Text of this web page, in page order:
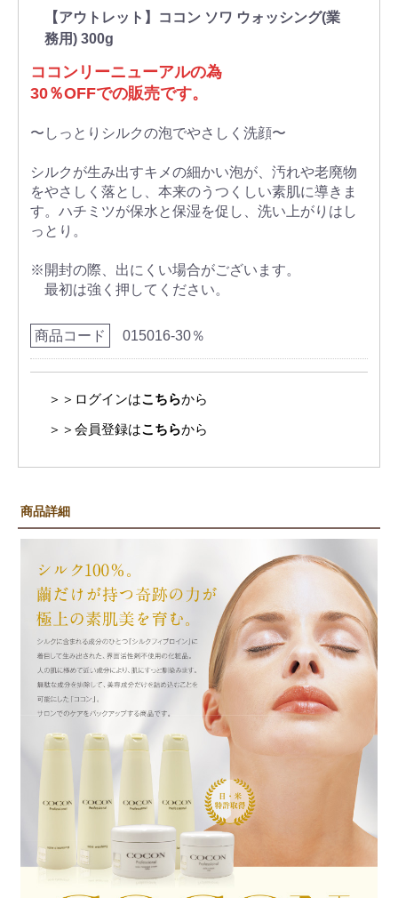
【アウトレット】ココン ソワ ウォッシング(業
務用) 300g
ココンリーニューアルの為
30％OFFでの販売です。
〜しっとりシルクの泡でやさしく洗顔〜
シルクが生み出すキメの細かい泡が、汚れや老廃物
をやさしく落とし、本来のうつくしい素肌に導きま
す。ハチミツが保水と保湿を促し、洗い上がりはし
っとり。
※開封の際、出にくい場合がございます。
最初は強く押してください。
商品コード 015016-30％
＞＞ログインはこちらから
＞＞会員登録はこちらから
商品詳細